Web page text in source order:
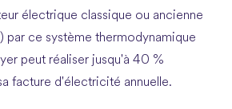
électrique classique ou ancienne
par ce système thermodynamique
peut réaliser jusqu'à 40 %
facture d'électricité annuelle.